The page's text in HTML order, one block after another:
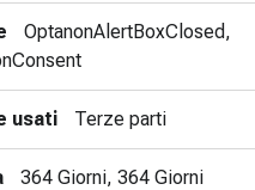
OptanonAlertBoxClosed,
Terze parti
364 Giorni, 364 Giorni